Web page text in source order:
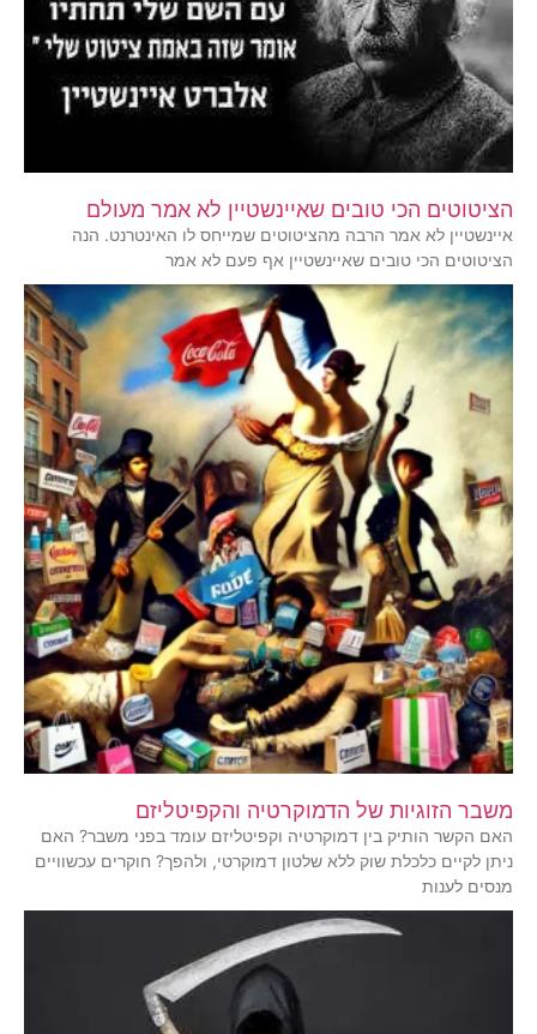
הציטוטים הכי טובים שאיינשטיין לא אמר מעולם
איינשטיין לא אמר הרבה מהציטוטים שמייחס לו האינטרנט. הנה
הציטוטים הכי טובים שאיינשטיין אף פעם לא אמר
משבר הזוגיות של הדמוקרטיה והקפיטליזם
האם הקשר הותיק בין דמוקרטיה וקפיטליזם עומד בפני משבר? האם
ניתן לקיים כלכלת שוק ללא שלטון דמוקרטי, ולהפך? חוקרים עכשוויים
מנסים לענות